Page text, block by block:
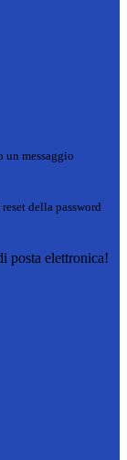
un messaggio
della password
posta elettronica!